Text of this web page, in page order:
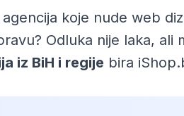
koje nude web
Odluka nije laka,
iz BiH i regije bira